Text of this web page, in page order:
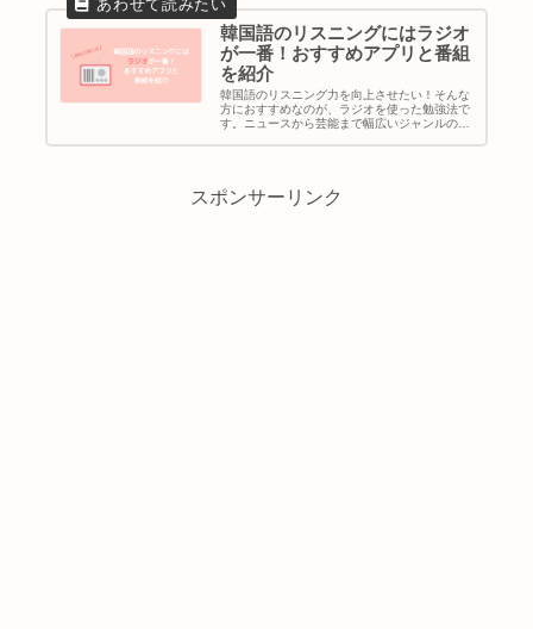
韓国語のリスニングにはラジオ
が一番！おすすめアプリと番組
を紹介
韓国語のリスニング力を向上させたい！そんな
方におすすめなのが、ラジオを使った勉強法で
す。ニュースから芸能まで幅広いジャンルの番
スポンサーリンク